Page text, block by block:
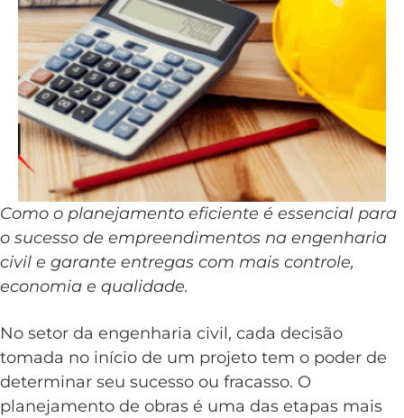
Como o planejamento eficiente é essencial para
o sucesso de empreendimentos na engenharia
civil e garante entregas com mais controle,
economia e qualidade.
No setor da engenharia civil, cada decisão
tomada no início de um projeto tem o poder de
determinar seu sucesso ou fracasso. O
planejamento de obras é uma das etapas mais